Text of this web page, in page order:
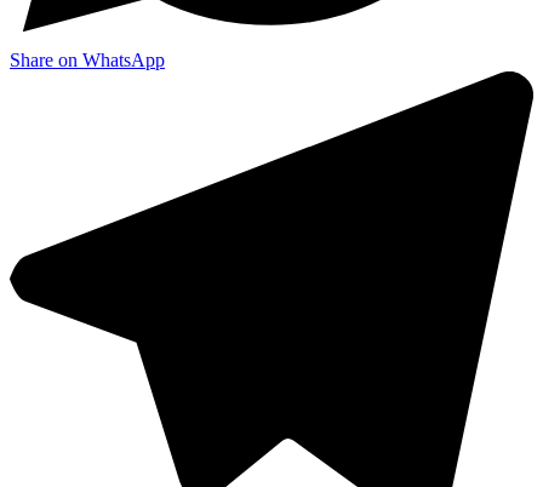
Share on WhatsApp